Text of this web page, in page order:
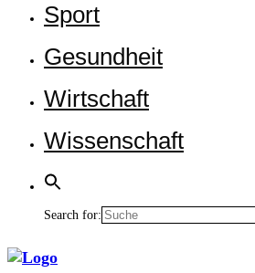
Sport
Gesund­heit
Wirt­schaft
Wis­sen­schaft
Search for: